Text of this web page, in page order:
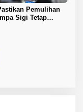
Pemulihan
Sigi Tetap